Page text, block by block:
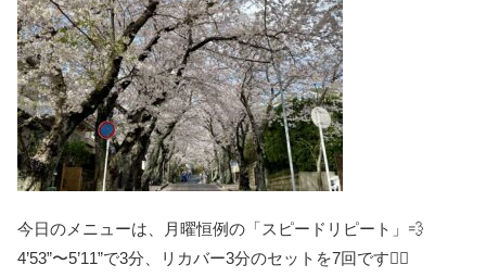
今日のメニューは、月曜恒例の「スピードリピート」💨
4’53”〜5’11”で3分、リカバー3分のセットを7回です🏃‍♀️